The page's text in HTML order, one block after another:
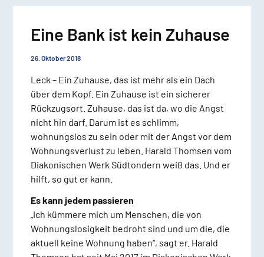
Eine Bank ist kein Zuhause
26. Oktober 2018
Leck – Ein Zuhause, das ist mehr als ein Dach
über dem Kopf. Ein Zuhause ist ein sicherer
Rückzugsort. Zuhause, das ist da, wo die Angst
nicht hin darf. Darum ist es schlimm,
wohnungslos zu sein oder mit der Angst vor dem
Wohnungsverlust zu leben. Harald Thomsen vom
Diakonischen Werk Südtondern weiß das. Und er
hilft, so gut er kann.
Es kann jedem passieren
„Ich kümmere mich um Menschen, die von
Wohnungslosigkeit bedroht sind und um die, die
aktuell keine Wohnung haben“, sagt er. Harald